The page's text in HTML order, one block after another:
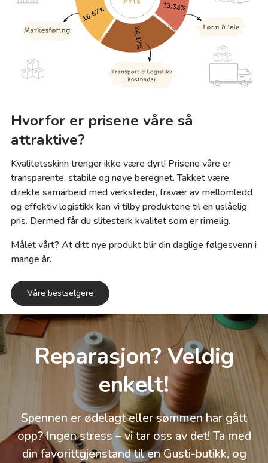
Hvorfor er prisene våre så
attraktive?
Kvalitetsskinn trenger ikke være dyrt! Prisene våre er
transparente, stabile og nøye beregnet. Takket være
direkte samarbeid med verksteder, fravær av mellomledd
og effektiv logistikk kan vi tilby produktene til en uslåelig
pris. Dermed får du slitesterk kvalitet som er rimelig.
Målet vårt? At ditt nye produkt blir din daglige følgesvenn i
mange år.
Våre bestselgere
Reparasjon? Veldig
enkelt!
Spennen er ødelagt eller sømmen har gått
opp? Ingen stress – vi tar oss av det! Ta med
din favorittgjenstand til en Gusti-butikk, og